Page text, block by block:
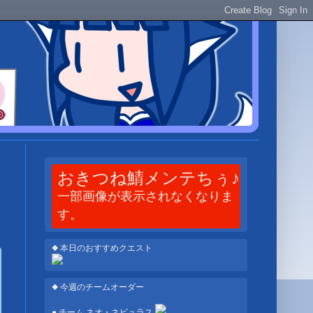
おきつね鯖メンテちぅ♪
一部画像が表示されなくなりま
す。
◆ 本日のおすすめクエスト
◆ 今週のチームオーダー